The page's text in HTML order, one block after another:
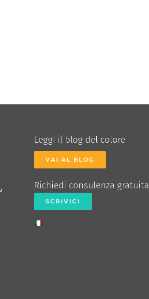
Leggi il blog del colore
VAI AL BLOG
Richiedi consulenza gratuita
SCRIVICI